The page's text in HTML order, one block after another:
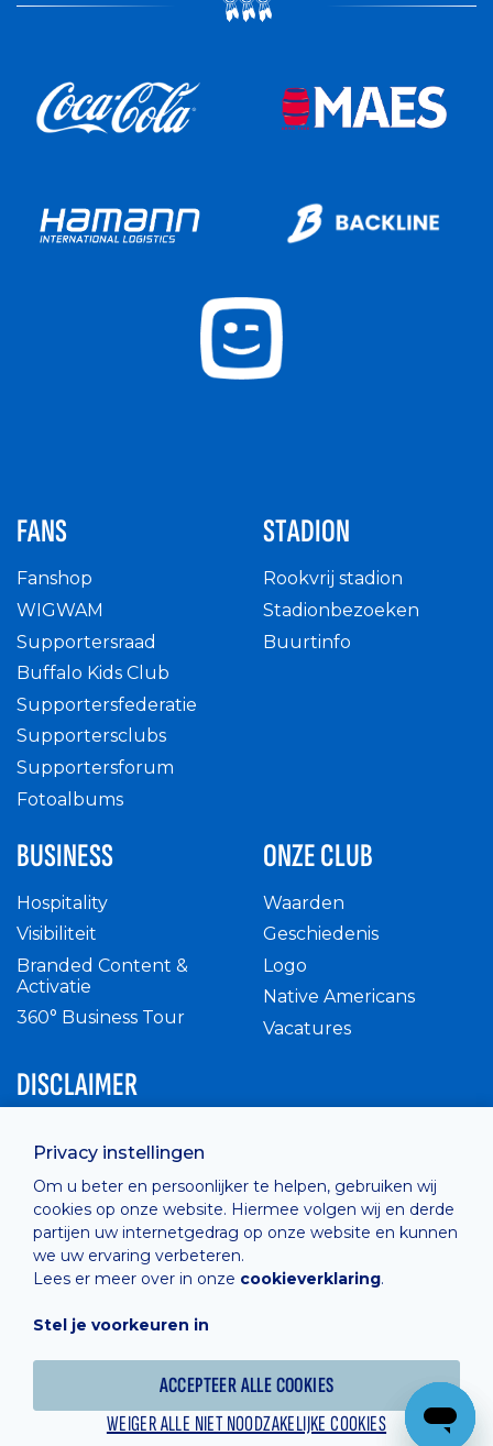
Privacy instellingen
Om u beter en persoonlijker te helpen, gebruiken wij
cookies op onze website. Hiermee volgen wij en derde
partijen uw internetgedrag op onze website en kunnen
we uw ervaring verbeteren.
Lees er meer over in onze cookieverklaring.
Stel je voorkeuren in
ACCEPTEER ALLE COOKIES
WEIGER ALLE NIET NOODZAKELIJKE COOKIES
FANS
Fanshop
WIGWAM
Supportersraad
Buffalo Kids Club
Supportersfederatie
Supportersclubs
Supportersforum
Fotoalbums
STADION
Rookvrij stadion
Stadionbezoeken
Buurtinfo
BUSINESS
Hospitality
Visibiliteit
Branded Content &
Activatie
360° Business Tour
ONZE CLUB
Waarden
Geschiedenis
Logo
Native Americans
Vacatures
DISCLAIMER
Privacy Policy
Cashless
verkoopsvoorwaarden
Cookie Policy
Hosted by Combell
Powered online by